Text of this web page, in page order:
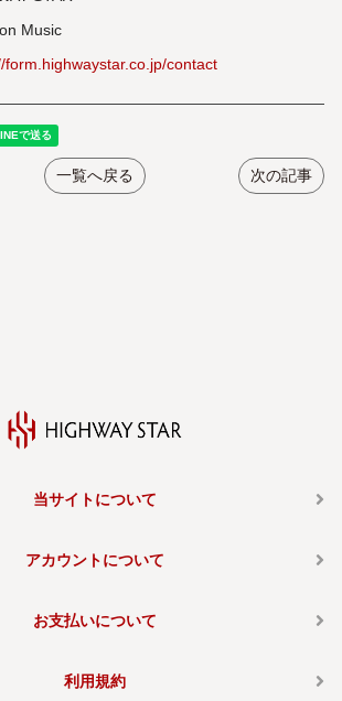
Music
form.highwaystar.co.jp/contact
一覧へ戻る 次の記事
当サイトについて
アカウントについて
お支払いについて
利用規約